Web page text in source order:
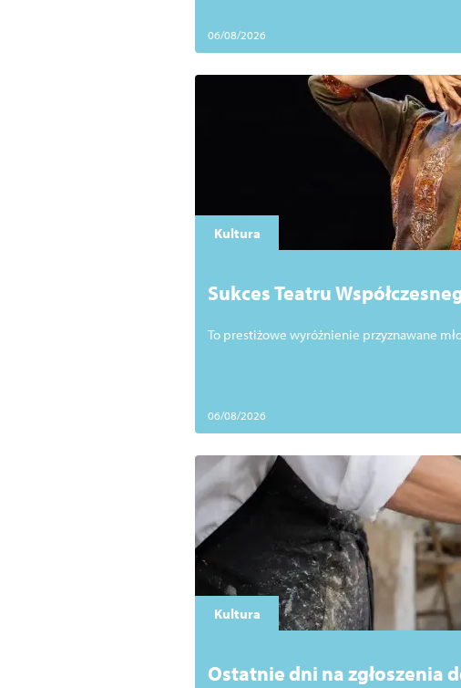
06/08/2026
Kultura
Sukces Teatru
To prestiżowe wyróżnienie przyznawane
06/08/2026
Kultura
Ostatnie dni na zgłoszenia